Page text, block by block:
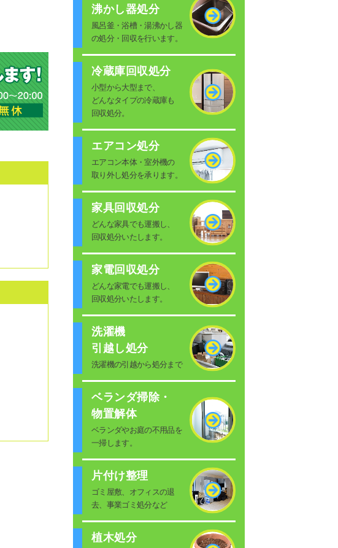
沸かし器処分
風呂釜・浴槽・湯沸かし器
の処分・回収を行います。
冷蔵庫回収処分
小型から大型まで、
どんなタイプの冷蔵庫も
回収処分。
エアコン処分
エアコン本体・室外機の
取り外し処分を承ります。
家具回収処分
どんな家具でも運搬し、
回収処分いたします。
家電回収処分
どんな家電でも運搬し、
回収処分いたします。
洗濯機
引越し処分
洗濯機の引越から処分まで
ベランダ掃除・
物置解体
ベランダやお庭の不用品を
一掃します。
片付け整理
ゴミ屋敷、オフィスの退
去、事業ゴミ処分など
植木処分